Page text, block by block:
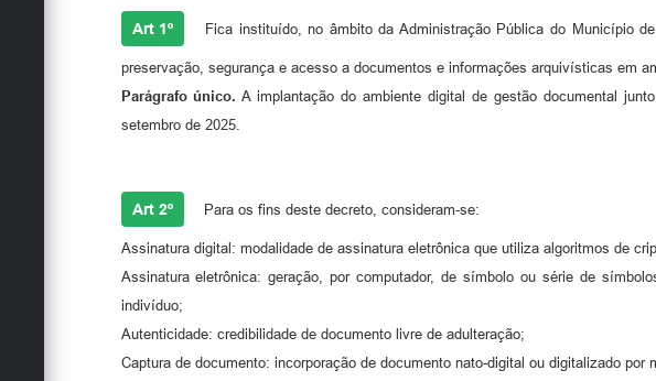
Art 1º Fica instituído, no âmbito da Administração Pública do Município
preservação, segurança e acesso a documentos e informações arquivísticas em
Parágrafo único. A implantação do ambiente digital de gestão documental
setembro de 2025.
Art 2º Para os fins deste decreto, consideram-se:
Assinatura digital: modalidade de assinatura eletrônica que utiliza algoritmos de
Assinatura eletrônica: geração, por computador, de símbolo ou série de
indivíduo;
Autenticidade: credibilidade de documento livre de adulteração;
Captura de documento: incorporação de documento nato-digital ou digitalizado